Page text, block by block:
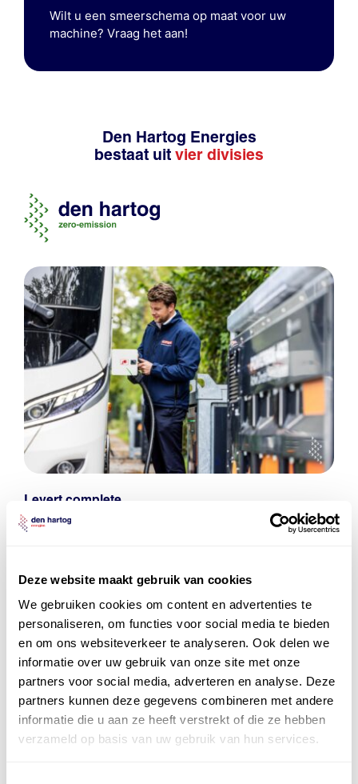
Deze website maakt gebruik van cookies
We gebruiken cookies om content en advertenties te
personaliseren, om functies voor social media te bieden
en om ons websiteverkeer te analyseren. Ook delen we
informatie over uw gebruik van onze site met onze
partners voor social media, adverteren en analyse. Deze
partners kunnen deze gegevens combineren met andere
informatie die u aan ze heeft verstrekt of die ze hebben
verzameld op basis van uw gebruik van hun services.
Wilt u een smeerschema op maat voor uw
machine? Vraag het aan!
Den Hartog Energies
bestaat uit vier divisies
Levert complete
laad- en
EnergiebeheerenERE’s
Laadnetwerk enLaadpassen